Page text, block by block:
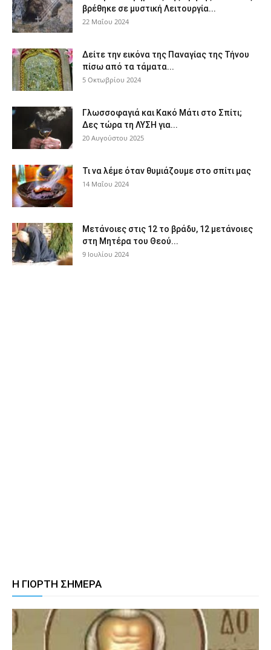
βρέθηκε σε μυστική Λειτουργία...
22 Μαΐου 2024
Δείτε την εικόνα της Παναγίας της Τήνου
πίσω από τα τάματα...
5 Οκτωβρίου 2024
Γλωσσοφαγιά και Κακό Μάτι στο Σπίτι;
Δες τώρα τη ΛΥΣΗ για...
20 Αυγούστου 2025
Τι να λέμε όταν θυμιάζουμε στο σπίτι μας
14 Μαΐου 2024
Μετάνοιες στις 12 το βράδυ, 12 μετάνοιες
στη Μητέρα του Θεού...
9 Ιουλίου 2024
Η ΓΙΟΡΤΗ ΣΗΜΕΡΑ